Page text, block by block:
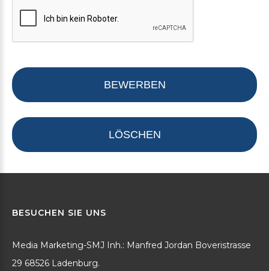
BEWERBEN
LÖSCHEN
BESUCHEN SIE UNS
Media Marketing-SMJ Inh.: Manfred Jordan Boveristrasse
29 68526 Ladenburg.